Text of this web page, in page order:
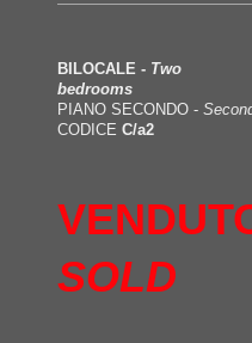
BILOCALE - Two
bedrooms
PIANO SECONDO -
CODICE C/a2
SOLD